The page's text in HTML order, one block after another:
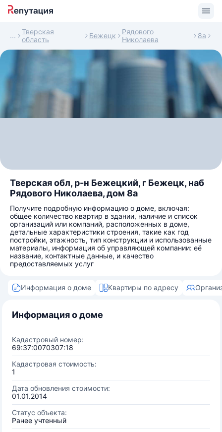
Тверская
область
Бежецк
Рядового
Николаева
8а
Тверская обл, р-н Бежецкий, г Бежецк, наб
Рядового Николаева, дом 8а
Получите подробную информацию о доме, включая:
общее количество квартир в здании, наличие и список
организаций или компаний, расположенных в доме,
детальные характеристики строения, такие как год
постройки, этажность, тип конструкции и использованные
материалы, информация об управляющей компании: её
название, контактные данные, и качество
предоставляемых услуг
Информация о доме Квартиры по адресу
Информация о доме
Кадастровый номер:
69:37:0070307:18
Кадастровая стоимость:
1
Дата обновления стоимости:
01.01.2014
Статус объекта:
Ранее учтенный